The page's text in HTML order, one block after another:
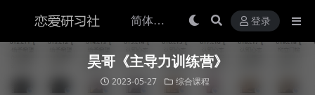
登录
昊哥《主导力训练营》
2023-05-27 综合课程